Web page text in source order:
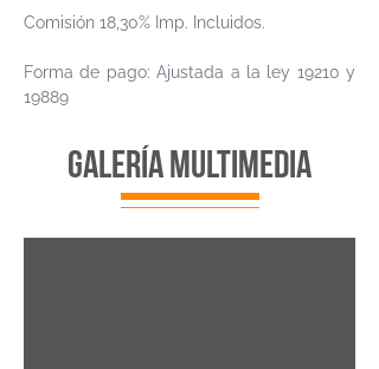
Comisión 18,30% Imp. Incluidos.
Forma de pago: Ajustada a la ley 19210 y
19889
galería multimedia